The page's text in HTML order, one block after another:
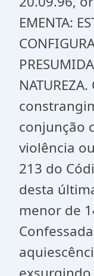
EMENTA:
conjunção
violência
213 do
desta
menor de